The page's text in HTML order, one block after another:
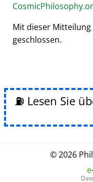
Mit dieser
geschlossen.
⛽ Lesen Sie
© 2026
e